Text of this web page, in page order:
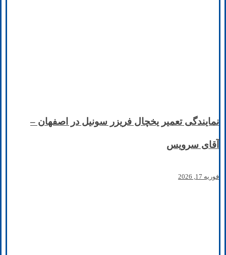
نمایندگی تعمیر یخچال فریزر سونیل در اصفهان –
آقای سرویس
فوریه 17, 2026